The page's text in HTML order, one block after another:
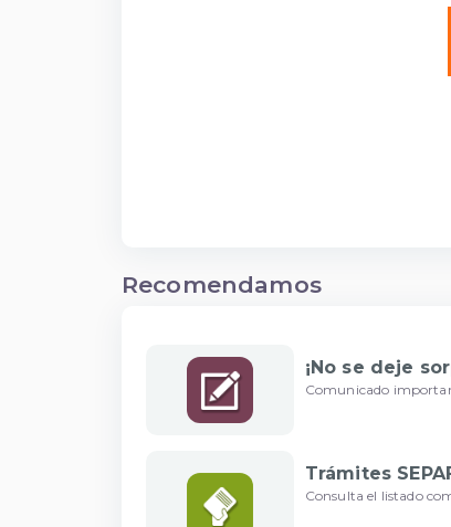
Recomendamos
¡No se deje
Comunicado
Trámites
Consulta el listado